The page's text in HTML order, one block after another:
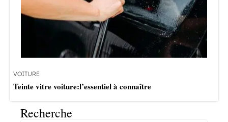
VOITURE
Teinte vitre voiture:l’essentiel à connaître
Recherche